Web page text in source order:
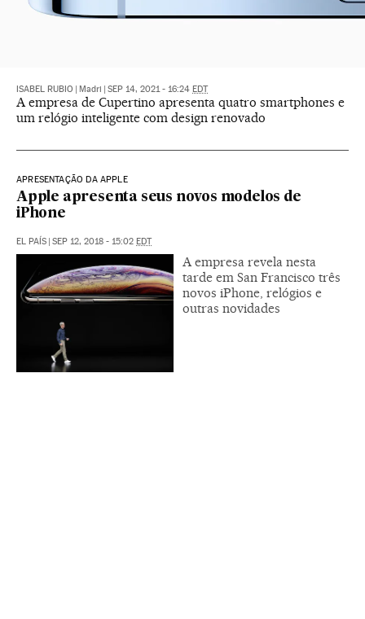
ISABEL RUBIO Madri SEP 14, 2021 - 16:24 EDT
A empresa de Cupertino apresenta quatro smartphones e
um relógio inteligente com design renovado
APRESENTAÇÃO DA APPLE
Apple apresenta seus novos modelos de
iPhone
EL PAÍS SEP 12, 2018 - 15:02 EDT
A empresa revela nesta
tarde em San Francisco três
novos iPhone, relógios e
outras novidades